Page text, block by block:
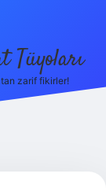
Tüyoları
zarif fikirler!